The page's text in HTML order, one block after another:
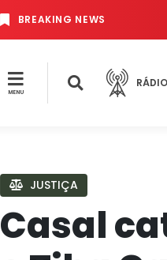
BREAKING NEWS
MENU
RÁDIO
JUSTIÇA
Casal